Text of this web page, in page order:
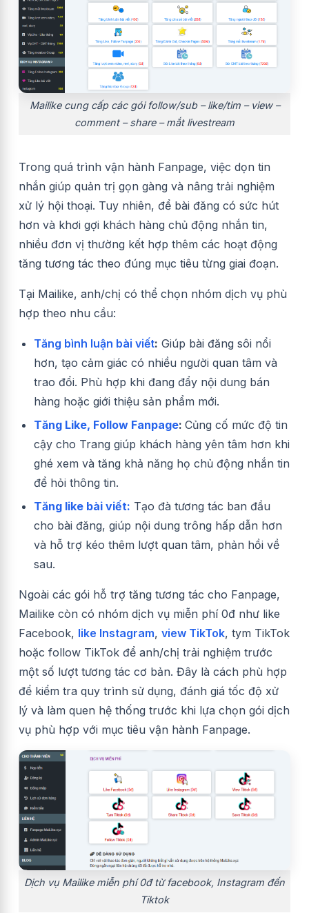
Mailike cung cấp các gói follow/sub – like/tim – view –
comment – share – mắt livestream
Trong quá trình vận hành Fanpage, việc dọn tin
nhắn giúp quản trị gọn gàng và nâng trải nghiệm
xử lý hội thoại. Tuy nhiên, để bài đăng có sức hút
hơn và khơi gợi khách hàng chủ động nhắn tin,
nhiều đơn vị thường kết hợp thêm các hoạt động
tăng tương tác theo đúng mục tiêu từng giai đoạn.
Tại Mailike, anh/chị có thể chọn nhóm dịch vụ phù
hợp theo nhu cầu:
Tăng bình luận bài viết: Giúp bài đăng sôi nổi
hơn, tạo cảm giác có nhiều người quan tâm và
trao đổi. Phù hợp khi đang đẩy nội dung bán
hàng hoặc giới thiệu sản phẩm mới.
Tăng Like, Follow Fanpage: Củng cố mức độ tin
cậy cho Trang giúp khách hàng yên tâm hơn khi
ghé xem và tăng khả năng họ chủ động nhắn tin
để hỏi thông tin.
Tăng like bài viết: Tạo đà tương tác ban đầu
cho bài đăng, giúp nội dung trông hấp dẫn hơn
và hỗ trợ kéo thêm lượt quan tâm, phản hồi về
sau.
Ngoài các gói hỗ trợ tăng tương tác cho Fanpage,
Mailike còn có nhóm dịch vụ miễn phí 0đ như like
Facebook, like Instagram, view TikTok, tym TikTok
hoặc follow TikTok để anh/chị trải nghiệm trước
một số lượt tương tác cơ bản. Đây là cách phù hợp
để kiểm tra quy trình sử dụng, đánh giá tốc độ xử
lý và làm quen hệ thống trước khi lựa chọn gói dịch
vụ phù hợp với mục tiêu vận hành Fanpage.
Dịch vụ Mailike miễn phí 0đ từ facebook, Instagram đến
Tiktok